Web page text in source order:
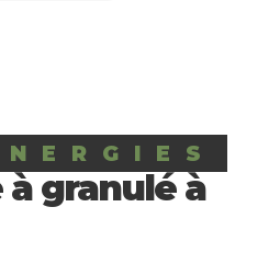
granulé à